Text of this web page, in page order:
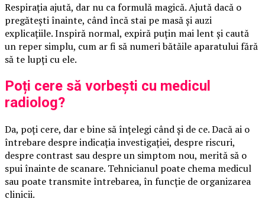
Respirația ajută, dar nu ca formulă magică. Ajută dacă o
pregătești înainte, când încă stai pe masă și auzi
explicațiile. Inspiră normal, expiră puțin mai lent și caută
un reper simplu, cum ar fi să numeri bătăile aparatului fără
să te lupți cu ele.
Poți cere să vorbești cu medicul
radiolog?
Da, poți cere, dar e bine să înțelegi când și de ce. Dacă ai o
întrebare despre indicația investigației, despre riscuri,
despre contrast sau despre un simptom nou, merită să o
spui înainte de scanare. Tehnicianul poate chema medicul
sau poate transmite întrebarea, în funcție de organizarea
clinicii.